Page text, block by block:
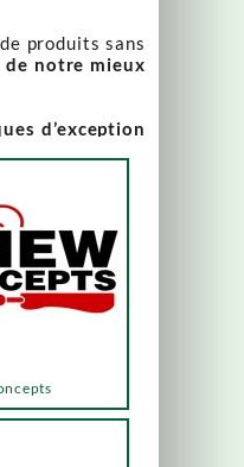
produits sans
de notre mieux
d’exception
contacter pour
mèneront